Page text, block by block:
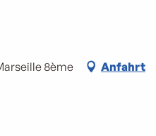
8ème Anfahrt